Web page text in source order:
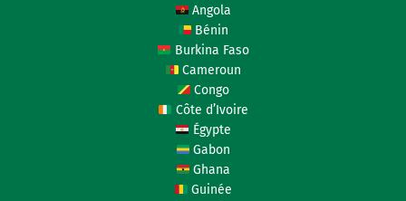
Angola
Bénin
Burkina Faso
Cameroun
Congo
Côte d’Ivoire
Égypte
Gabon
Ghana
Guinée